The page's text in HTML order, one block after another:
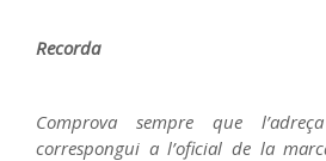
Recorda
Comprova sempre que
correspongui a l’oficial de la